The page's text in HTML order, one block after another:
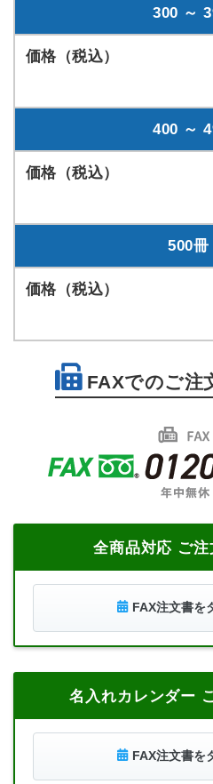
300 ～
400 ～
500冊
FAXでのご注
全商品対応 ご
FAX注文書を
名入れカレンダー
FAX注文書を